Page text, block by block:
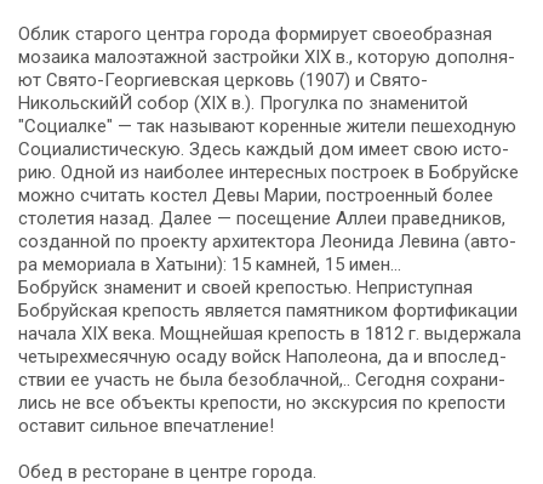
Облик ста­ро­го цен­тра го­ро­да фор­ми­ру­ет свое­об­раз­ная
мо­за­и­ка ма­ло­этаж­ной за­строй­ки XIX в., ко­то­рую до­пол­ня­
ют Свято-Георгиевская цер­ковь (1907) и Свято-
НикольскийЙ собор (XIX в.). Прогулка по зна­ме­ни­той
"Социалке" — так на­зы­ва­ют коренные жи­те­ли пе­ше­ход­ную
Социалистическую. Здесь каж­дый дом име­ет свою ис­то­
рию. Од­ной из наи­бо­лее ин­те­рес­ных по­стро­ек в Боб­руй­ске
мож­но счи­тать ко­стел Де­вы Ма­рии, по­стро­ен­ный бо­лее
сто­ле­тия на­зад. Да­лее — посещение Ал­леи пра­вед­ни­ков,
со­здан­ной по про­ек­ту ар­хи­тек­то­ра Лео­ни­да Ле­ви­на (ав­то­
ра ме­мо­ри­а­ла в Ха­ты­ни): 15 кам­ней, 15 имен…
Боб­руйск зна­ме­нит и сво­ей крепостью. Неприступная
Бобруйская крепость яв­ля­ет­ся па­мят­ни­ком фор­ти­фи­ка­ции
на­ча­ла ХIX ве­ка. Мощ­ней­шая кре­пость в 1812 г. вы­дер­жа­ла
че­ты­рех­ме­сяч­ную оса­ду войск На­по­лео­на, да и впо­след­
ствии ее участь не бы­ла без­об­лач­ной,.. Сегодня со­хра­ни­
лись не все объ­ек­ты кре­по­сти, но экскурсия по кре­по­сти
оста­вит сильное впе­чат­ле­ние!
Обед в ре­сто­ра­не в цен­тре го­ро­да.